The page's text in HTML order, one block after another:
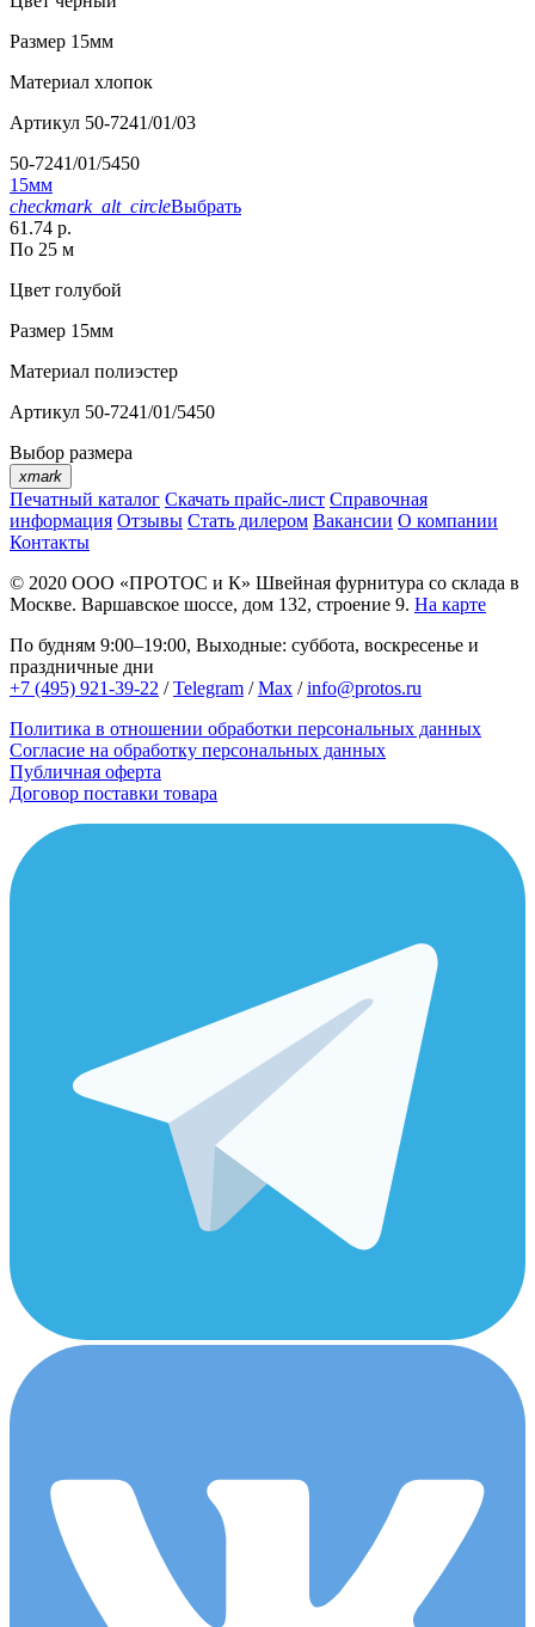
Размер 15мм
Материал хлопок
Артикул 50-7241/01/03
50-7241/01/5450
15мм
checkmark_alt_circleВыбрать
61.74 р.
По 25 м
Цвет голубой
Размер 15мм
Материал полиэстер
Артикул 50-7241/01/5450
Выбор размера
xmark
Печатный каталог Скачать прайс-лист Справочная
информация Отзывы Стать дилером Вакансии О компании
Контакты
© 2020 ООО «ПРОТОС и К» Швейная фурнитура со склада в
Москве. Варшавское шоссе, дом 132, строение 9. На карте
По будням 9:00–19:00, Выходные: суббота, воскресенье и
праздничные дни
+7 (495) 921-39-22 /Telegram /Max /info@protos.ru
Политика в отношении обработки персональных данных
Согласие на обработку персональных данных
Публичная оферта
Договор поставки товара